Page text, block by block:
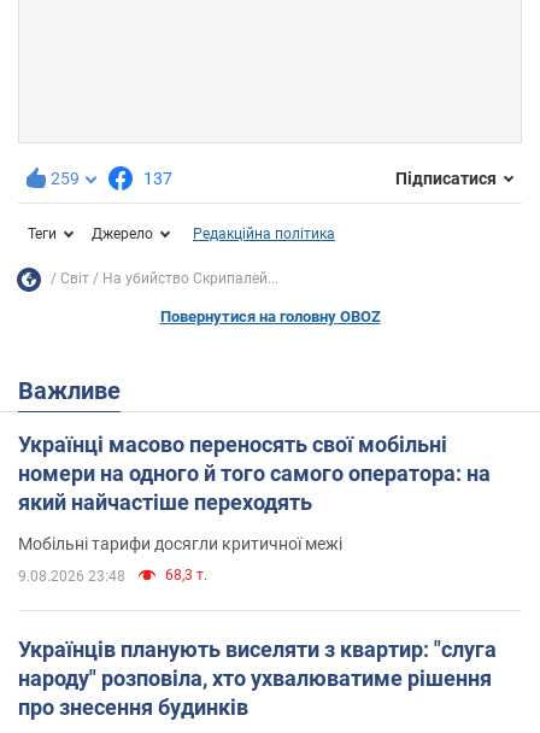
259 137 Підписатися
Теги Джерело Редакційна політика
Світ На убийство Скрипалей...
Повернутися на головну OBOZ
Важливе
Українці масово переносять свої мобільні
номери на одного й того самого оператора: на
який найчастіше переходять
Мобільні тарифи досягли критичної межі
9.08.2026 23:48 68,3 т.
Українців планують виселяти з квартир: "слуга
народу" розповіла, хто ухвалюватиме рішення
про знесення будинків